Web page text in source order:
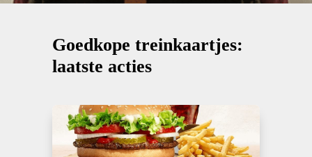
Goedkope treinkaartjes:
laatste acties